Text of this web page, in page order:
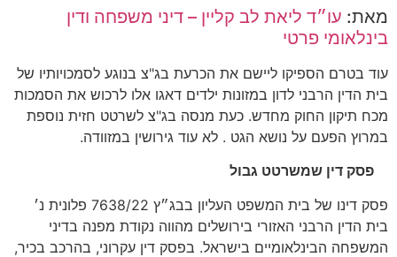
מאת: עו״ד ליאת לב קליין – דיני משפחה ודין
בינלאומי פרטי
עוד בטרם הספיקו ליישם את הכרעת בג"צ בנוגע לסמכויותיו של
בית הדין הרבני לדון במזונות ילדים דאגו אלו לרכוש את הסמכות
מכח תיקון החוק מחדש. כעת מנסה בג"צ לשרטט חזית נוספת
במרוץ הפעם על נושא הגט . לא עוד גירושין במזוודה.
פסק דין שמשרטט גבול
פסק דינו של בית המשפט העליון בבג״ץ 7638/22 פלונית נ׳
בית הדין הרבני האזורי בירושלים מהווה נקודת מפנה בדיני
המשפחה הבינלאומיים בישראל. בפסק דין עקרוני, בהרכב בכיר,